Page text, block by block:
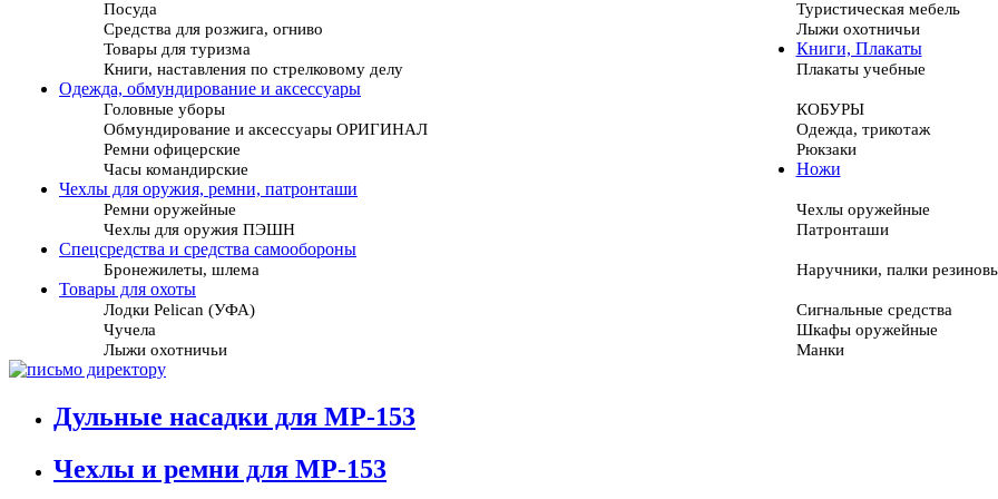
Посуда
Туристическая мебель
Средства для розжига, огниво
Лыжи охотничьи
Товары для туризма
Книги, Плакаты
Книги, наставления по стрелковому делу
Плакаты учебные
Одежда, обмундирование и аксессуары
Головные уборы
КОБУРЫ
Обмундирование и аксессуары ОРИГИНАЛ
Одежда, трикотаж
Ремни офицерские
Рюкзаки
Часы командирские
Ножи
Чехлы для оружия, ремни, патронташи
Ремни оружейные
Чехлы оружейные
Чехлы для оружия ПЭШН
Патронташи
Спецсредства и средства самообороны
Бронежилеты, шлема
Наручники, палки
Товары для охоты
Лодки Pelican (УФА)
Сигнальные средства
Чучела
Шкафы оружейные
Лыжи охотничьи
Манки
Дульные насадки для МР-153
Чехлы и ремни для МР-153